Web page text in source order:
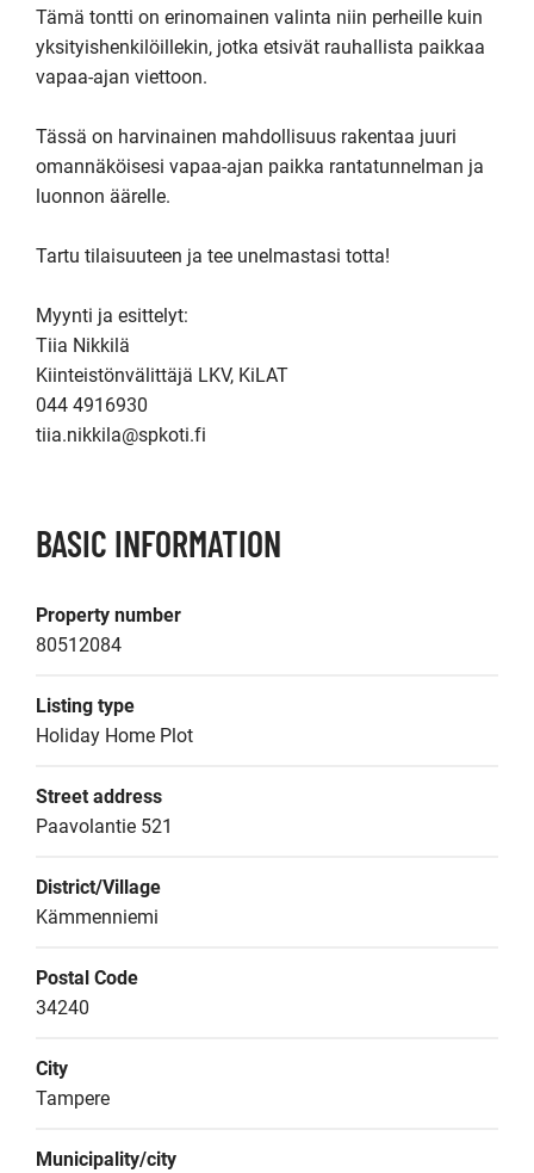
Tämä tontti on erinomainen valinta niin perheille kuin
yksityishenkilöillekin, jotka etsivät rauhallista paikkaa
vapaa-ajan viettoon.
Tässä on harvinainen mahdollisuus rakentaa juuri
omannäköisesi vapaa-ajan paikka rantatunnelman ja
luonnon äärelle.
Tartu tilaisuuteen ja tee unelmastasi totta!
Myynti ja esittelyt:
Tiia Nikkilä
Kiinteistönvälittäjä LKV, KiLAT
044 4916930
tiia.nikkila@spkoti.fi
BASIC INFORMATION
Property number
80512084
Listing type
Holiday Home Plot
Street address
Paavolantie 521
District/Village
Kämmenniemi
Postal Code
34240
City
Tampere
Municipality/city